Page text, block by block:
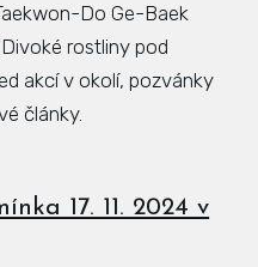
Do Ge-Baek
rostliny pod
akcí v okolí, pozvánky
články.
17. 11. 2024 v